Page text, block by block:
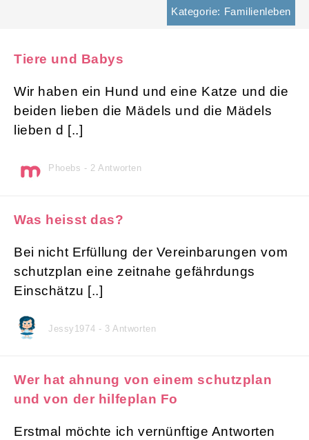
Kategorie: Familienleben
Tiere und Babys
Wir haben ein Hund und eine Katze und die
beiden lieben die Mädels und die Mädels
lieben d [..]
Phoebs - 2 Antworten
Was heisst das?
Bei nicht Erfüllung der Vereinbarungen vom
schutzplan eine zeitnahe gefährdungs
Einschätzu [..]
Jessy1974 - 3 Antworten
Wer hat ahnung von einem schutzplan
und von der hilfeplan Fo
Erstmal möchte ich vernünftige Antworten